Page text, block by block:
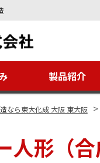
製品紹介
なら東大化成 大阪 東大阪 >
人形（